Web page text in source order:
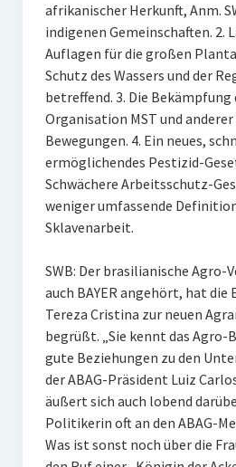
afrikanischer Herkunft, Anm.
indigenen Gemeinschaften. 2.
Auflagen für die großen
Schutz des Wassers und der
betreffend. 3. Die Bekämpfung
Organisation MST und
Bewegungen. 4. Ein neues,
ermöglichendes Pestizid-
Schwächere Arbeitsschutz-
weniger umfassende
Sklavenarbeit.
SWB: Der brasilianische Agro-
auch BAYER angehört, hat die
Tereza Cristina zur neuen
begrüßt. „Sie kennt das Agro-
gute Beziehungen zu den
der ABAG-Präsident Luiz
äußert sich auch lobend
Politikerin oft an den ABAG-
Was ist sonst noch über die